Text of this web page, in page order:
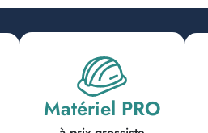
Matériel PRO